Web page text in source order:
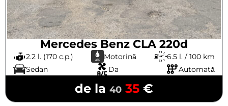
Mercedes Benz CLA 220d
2.2 l. (170 c.p.) Motorină
6.5 l. / 100 km
Sedan
Da Automată
de la 40 35 €